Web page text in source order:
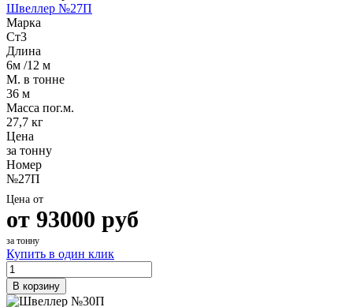
Швеллер №27П
Марка
Ст3
Длина
6м /12 м
М. в тонне
36 м
Масса пог.м.
27,7 кг
Цена
за тонну
Номер
№27П
Цена от
от 93000 руб
за тонну
Купить в один клик
В корзину